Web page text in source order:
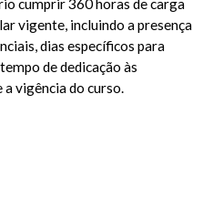
cumprir 360 horas de carga
vigente, incluindo a presença
dias específicos para
de dedicação às
a vigência do curso.